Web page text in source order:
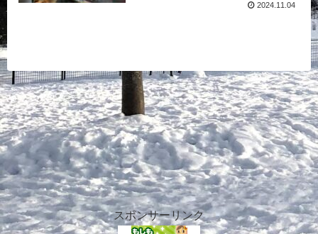
2024.11.04
スポンサーリンク